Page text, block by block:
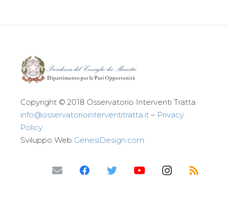
Copyright © 2018 Osservatorio Interventi Tratta
info@osservatoriointerventitratta.it – Privacy
Policy
Sviluppo Web GenesiDesign.com